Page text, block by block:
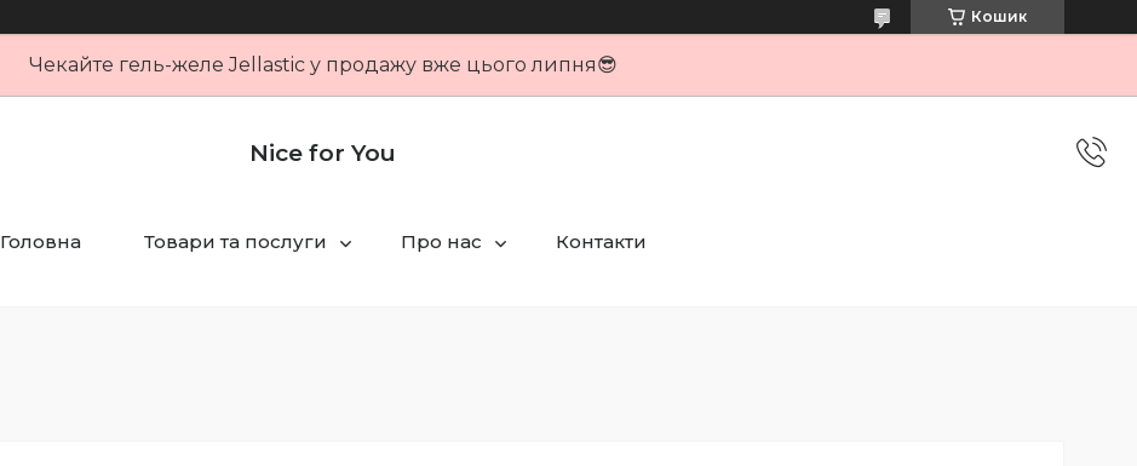
Кошик
Чекайте гель-желе Jellastic у продажу вже цього липня😎
Nice for You
Головна Товари та послуги Про нас Контакти